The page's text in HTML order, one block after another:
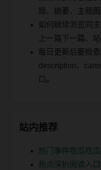
题、摘要、主题
如何继续浏览同
上一篇下一篇、
每日更新后要检
description、
口。
站内推荐
热门事件吃瓜吃
热点深扒阅读入